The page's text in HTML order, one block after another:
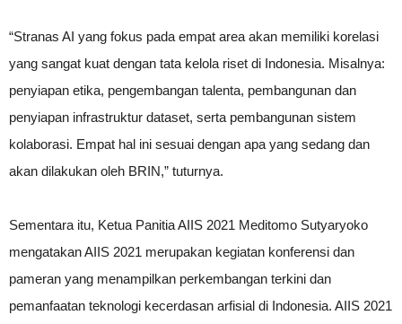
“Stranas AI yang fokus pada empat area akan memiliki korelasi
yang sangat kuat dengan tata kelola riset di Indonesia. Misalnya:
penyiapan etika, pengembangan talenta, pembangunan dan
penyiapan infrastruktur dataset, serta pembangunan sistem
kolaborasi. Empat hal ini sesuai dengan apa yang sedang dan
akan dilakukan oleh BRIN,” tuturnya.
Sementara itu, Ketua Panitia AIIS 2021 Meditomo Sutyaryoko
mengatakan AIIS 2021 merupakan kegiatan konferensi dan
pameran yang menampilkan perkembangan terkini dan
pemanfaatan teknologi kecerdasan arfisial di Indonesia. AIIS 2021